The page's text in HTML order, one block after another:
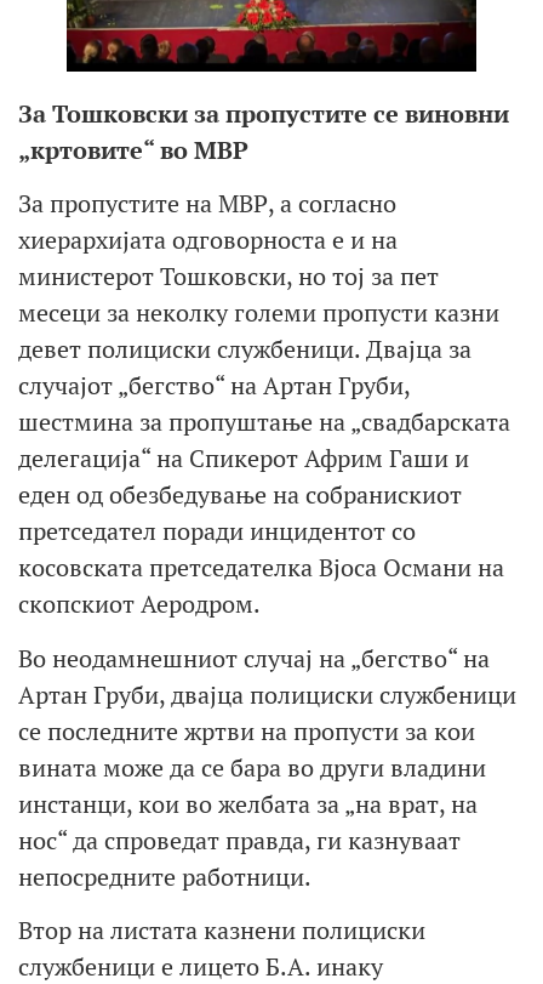
За Тошковски за пропустите се виновни
„кртовите“ во МВР
За пропустите на МВР, а согласно
хиерархијата одговорноста е и на
министерот Тошковски, но тој за пет
месеци за неколку големи пропусти казни
девет полициски службеници. Двајца за
случајот „бегство“ на Артан Груби,
шестмина за пропуштање на „свадбарската
делегација“ на Спикерот Африм Гаши и
еден од обезбедување на собранискиот
претседател поради инцидентот со
косовската претседателка Вјоса Османи на
скопскиот Аеродром.
Во неодамнешниот случај на „бегство“ на
Артан Груби, двајца полициски службеници
се последните жртви на пропусти за кои
вината може да се бара во други владини
инстанци, кои во желбата за „на врат, на
нос“ да спроведат правда, ги казнуваат
непосредните работници.
Втор на листата казнени полициски
службеници е лицето Б.А. инаку